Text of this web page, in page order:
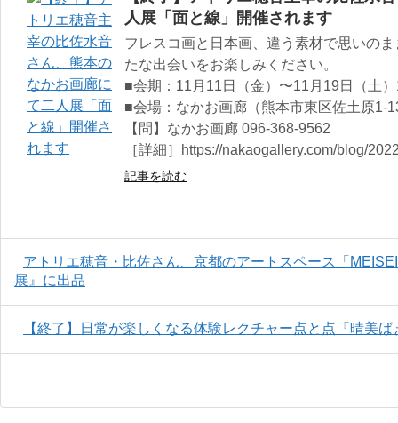
人展「面と線」開催されます
フレスコ画と日本画、違う素材で思いの
たな出会いをお楽しみください。
■会期：11月11日（金）〜11月19日（土
■会場：なかお画廊（熊本市東区佐土原1-
【問】なかお画廊 096-368-9562
［詳細］https://nakaogallery.com/blog/
記事を読む
アトリエ穂音・比佐さん、京都のアートスペース「
展』に出品
【終了】日常が楽しくなる体験レクチャー点と点『晴美